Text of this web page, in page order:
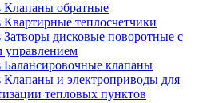
Клапаны обратные
Квартирные теплосчетчики
Затворы дисковые поворотные с
управлением
Балансировочные клапаны
Клапаны и электроприводы для
тепловых пунктов